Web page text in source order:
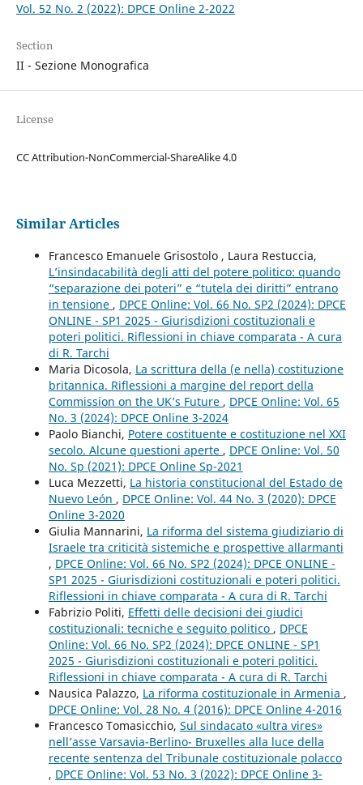
Vol. 52 No. 2 (2022): DPCE Online 2-2022
Section
II - Sezione Monografica
License
CC Attribution-NonCommercial-ShareAlike 4.0
Similar Articles
Francesco Emanuele Grisostolo , Laura Restuccia,
L’insindacabilità degli atti del potere politico: quando
“separazione dei poteri” e “tutela dei diritti” entrano
in tensione , DPCE Online: Vol. 66 No. SP2 (2024): DPCE
ONLINE - SP1 2025 - Giurisdizioni costituzionali e
poteri politici. Riflessioni in chiave comparata - A cura
di R. Tarchi
Maria Dicosola, La scrittura della (e nella) costituzione
britannica. Riflessioni a margine del report della
Commission on the UK’s Future , DPCE Online: Vol. 65
No. 3 (2024): DPCE Online 3-2024
Paolo Bianchi, Potere costituente e costituzione nel XXI
secolo. Alcune questioni aperte , DPCE Online: Vol. 50
No. Sp (2021): DPCE Online Sp-2021
Luca Mezzetti, La historia constitucional del Estado de
Nuevo León , DPCE Online: Vol. 44 No. 3 (2020): DPCE
Online 3-2020
Giulia Mannarini, La riforma del sistema giudiziario di
Israele tra criticità sistemiche e prospettive allarmanti
, DPCE Online: Vol. 66 No. SP2 (2024): DPCE ONLINE -
SP1 2025 - Giurisdizioni costituzionali e poteri politici.
Riflessioni in chiave comparata - A cura di R. Tarchi
Fabrizio Politi, Effetti delle decisioni dei giudici
costituzionali: tecniche e seguito politico , DPCE
Online: Vol. 66 No. SP2 (2024): DPCE ONLINE - SP1
2025 - Giurisdizioni costituzionali e poteri politici.
Riflessioni in chiave comparata - A cura di R. Tarchi
Nausica Palazzo, La riforma costituzionale in Armenia ,
DPCE Online: Vol. 28 No. 4 (2016): DPCE Online 4-2016
Francesco Tomasicchio, Sul sindacato «ultra vires»
nell’asse Varsavia-Berlino- Bruxelles alla luce della
recente sentenza del Tribunale costituzionale polacco
, DPCE Online: Vol. 53 No. 3 (2022): DPCE Online 3-